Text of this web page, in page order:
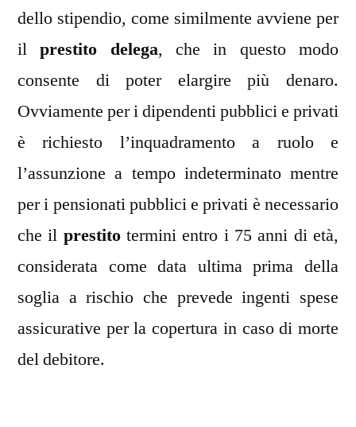
dello stipendio, come similmente avviene per
ilprestito delega, che in questo modo
consente di poter elargire più denaro.
Ovviamente per i dipendenti pubblici e privati
è richiesto l’inquadramento a ruolo e
l’assunzione a tempo indeterminato mentre
per i pensionati pubblici e privati è necessario
che il prestitotermini entro i 75 anni di età,
considerata come data ultima prima della
soglia a rischio che prevede ingenti spese
assicurative per la copertura in caso di morte
del debitore.